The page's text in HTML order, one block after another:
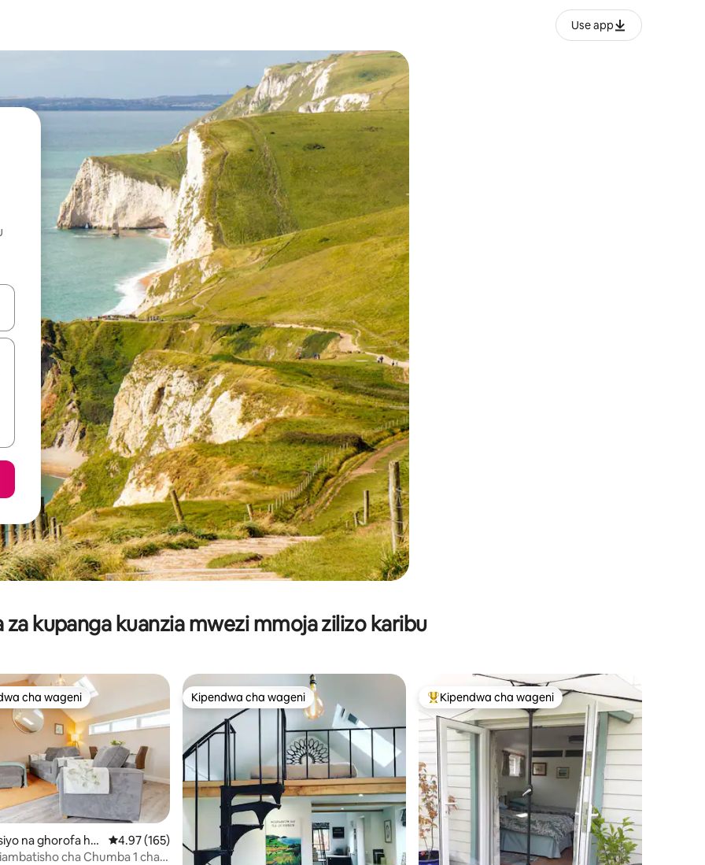
Use app
vya vishale vya juu na chini au uchunguze kwa kugusa au kutelezesha kidole kwenye ishara.
za kupanga kuanzia mwezi mmoja zilizo karibu
maarufu cha wageni
cha wageni
na ghorofa hu
Ukadiriaji wa wastani wa 4.97 kati ya 5, tathmini 165
4.97 (165)
cha Chumba 1 cha
Kipendwa cha wageni
Kipendwa cha wageni Kipendwa maarufu cha wageni
Kipendwa cha wageni